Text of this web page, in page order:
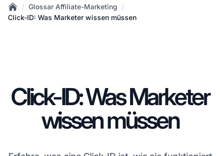
Home
/ Glossar Affiliate-Marketing /
Click-ID: Was Marketer wissen müssen
Click-ID: Was Marketer
wissen müssen